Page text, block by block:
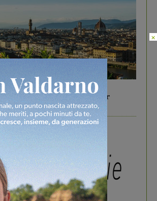
2026
a Firenze: 5 idee per far
figli
×